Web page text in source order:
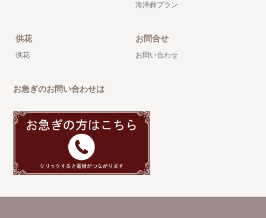
海洋葬プラン
供花
供花
お問合せ
お問い合わせ
お急ぎのお問い合わせは